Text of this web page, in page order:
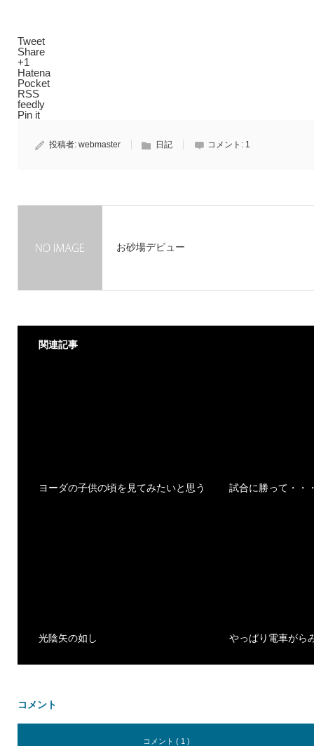
Tweet
Share
+1
Hatena
Pocket
RSS
feedly
Pin it
投稿者: webmaster 日記 コメント: 1
お砂場デビュー
関連記事
ヨーダの子供の頃を見てみたいと思う 試合に勝って・・
光陰矢の如し やっぱり電車がら
コメント
コメント ( 1 )